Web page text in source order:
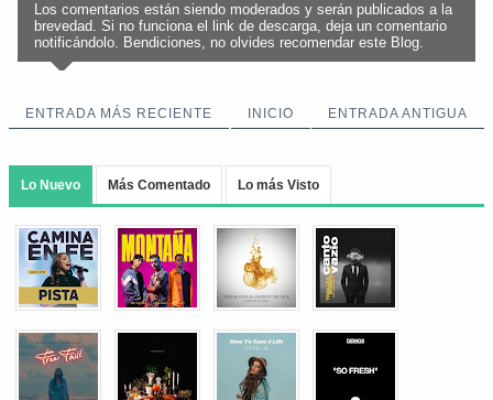
Los comentarios están siendo moderados y serán publicados a la
brevedad. Si no funciona el link de descarga, deja un comentario
notificándolo. Bendiciones, no olvides recomendar este Blog.
ENTRADA MÁS RECIENTE ENTRADA ANTIGUA
INICIO
Lo Nuevo Más Comentado Lo más Visto